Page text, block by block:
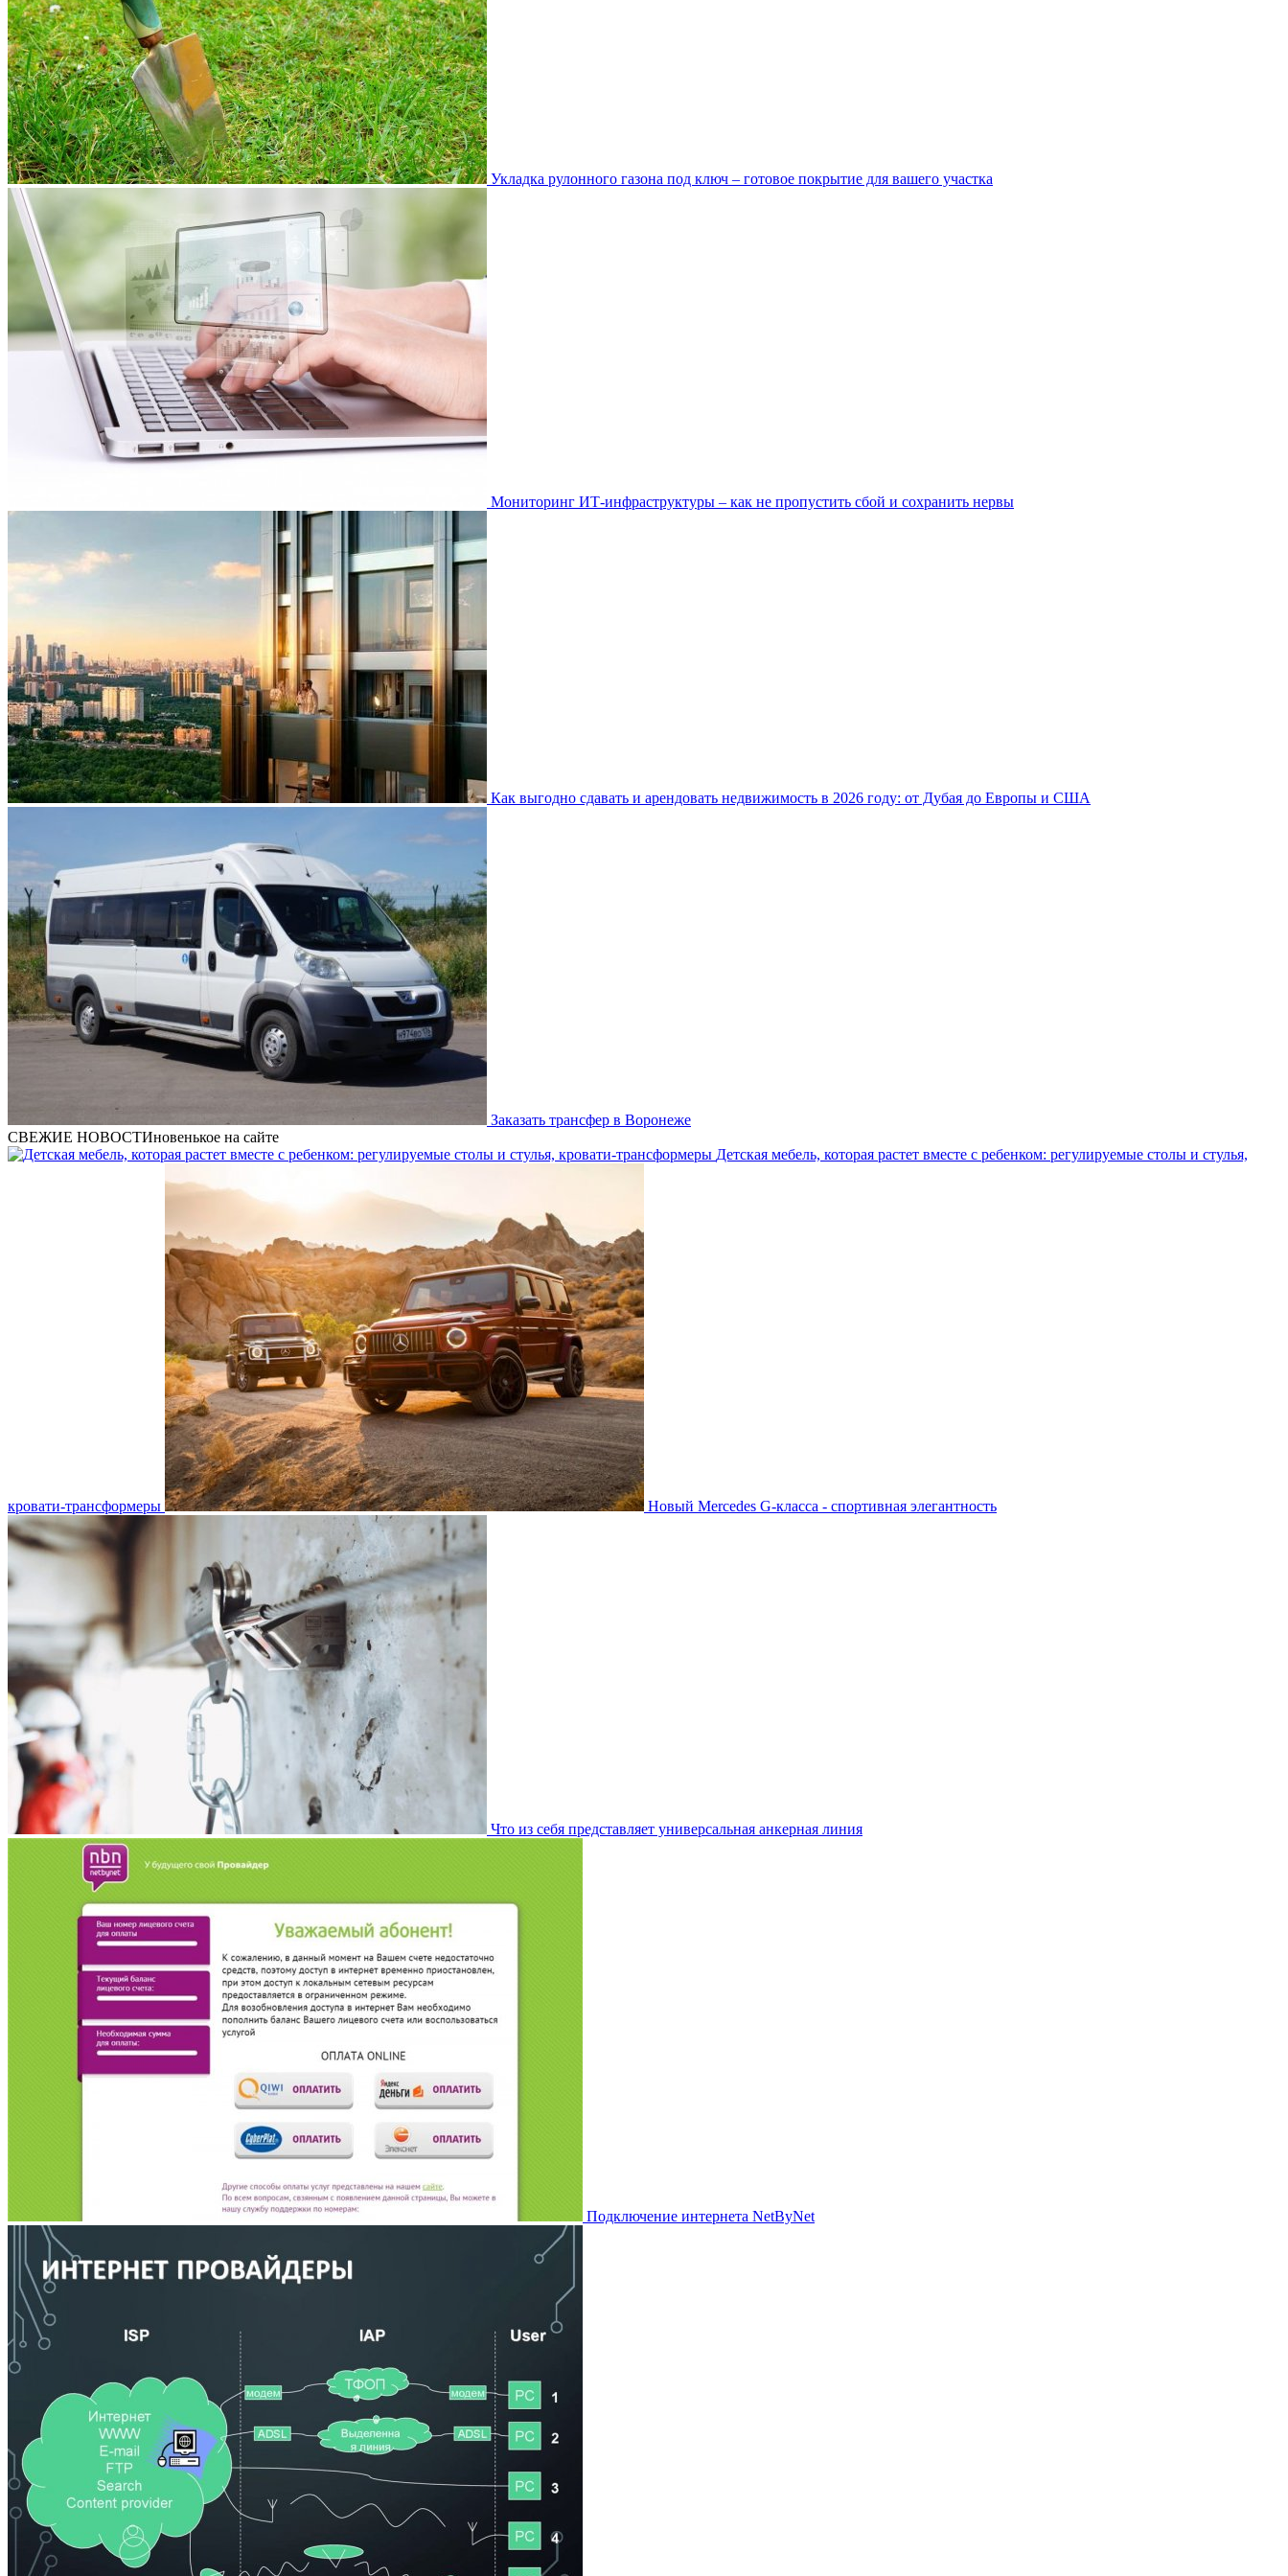
Укладка рулонного газона под ключ – готовое покрытие для вашего участка
Мониторинг ИТ-инфраструктуры – как не пропустить сбой и сохранить нервы
Как выгодно сдавать и арендовать недвижимость в 2026 году: от Дубая до Европы и США
Заказать трансфер в Воронеже
СВЕЖИЕ НОВОСТИновенькое на сайте
Детская мебель, которая растет вместе с ребенком: регулируемые столы и стулья,
кровати-трансформеры Новый Mercedes G-класса - спортивная элегантность
Что из себя представляет универсальная анкерная линия
Подключение интернета NetByNet